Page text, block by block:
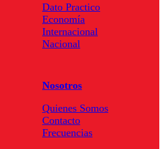
Dato Practico
Economía
Internacional
Nacional
Nosotros
Quienes Somos
Contacto
Frecuencias